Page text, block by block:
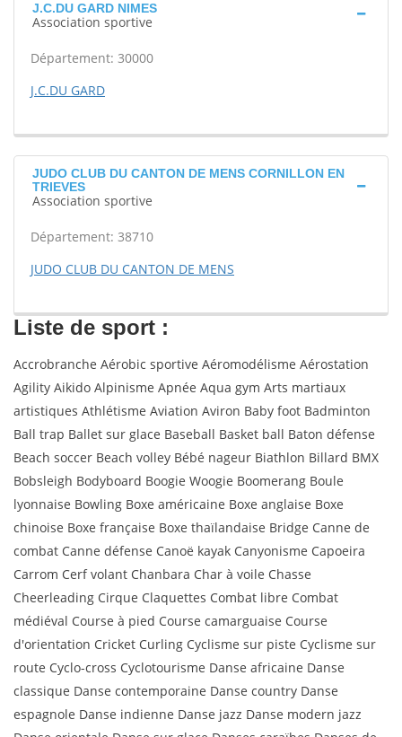
J.C.DU GARD NIMES
Association sportive
Département: 30000
J.C.DU GARD
JUDO CLUB DU CANTON DE MENS CORNILLON EN
TRIEVES
Association sportive
Département: 38710
JUDO CLUB DU CANTON DE MENS
Liste de sport :
Accrobranche Aérobic sportive Aéromodélisme Aérostation
Agility Aikido Alpinisme Apnée Aqua gym Arts martiaux
artistiques Athlétisme Aviation Aviron Baby foot Badminton
Ball trap Ballet sur glace Baseball Basket ball Baton défense
Beach soccer Beach volley Bébé nageur Biathlon Billard BMX
Bobsleigh Bodyboard Boogie Woogie Boomerang Boule
lyonnaise Bowling Boxe américaine Boxe anglaise Boxe
chinoise Boxe française Boxe thaïlandaise Bridge Canne de
combat Canne défense Canoë kayak Canyonisme Capoeira
Carrom Cerf volant Chanbara Char à voile Chasse
Cheerleading Cirque Claquettes Combat libre Combat
médiéval Course à pied Course camarguaise Course
d'orientation Cricket Curling Cyclisme sur piste Cyclisme sur
route Cyclo-cross Cyclotourisme Danse africaine Danse
classique Danse contemporaine Danse country Danse
espagnole Danse indienne Danse jazz Danse modern jazz